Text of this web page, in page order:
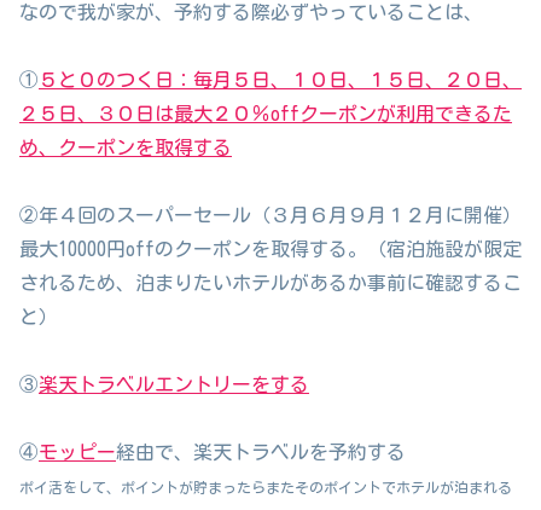
なので我が家が、予約する際必ずやっていることは、
① ５と０のつく日：毎月５日、１０日、１５日、２０日、
２５日、３０日は最大２０％offクーポンが利用できるた
め、クーポンを取得する
②年４回のスーパーセール（３月６月９月１２月に開催）
最大10000円offのクーポンを取得する。（宿泊施設が限定
されるため、泊まりたいホテルがあるか事前に確認するこ
と）
③楽天トラベルエントリーをする
④モッピー経由で、楽天トラベルを予約する
ポイ活をして、ポイントが貯まったらまたそのポイントでホテルが泊まれる